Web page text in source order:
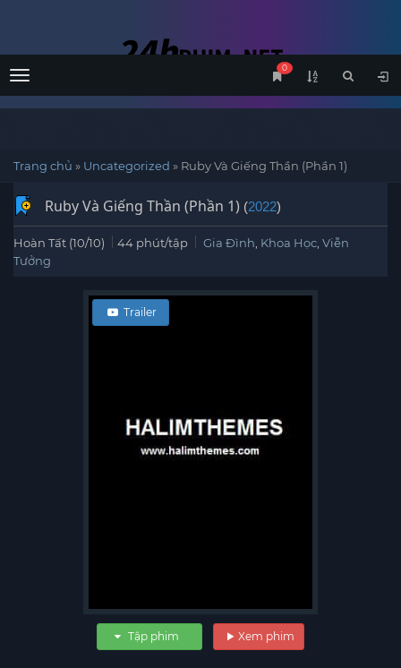
Menu
0
Trang chủ » Uncategorized » Ruby Và Giếng Thần (Phần 1)
Ruby Và Giếng Thần (Phần 1) (2022)
Hoàn Tất (10/10) 44 phút/tập Gia Đình Khoa Học Viễn
Tưởng
Xem phim
Trailer
Tập phim